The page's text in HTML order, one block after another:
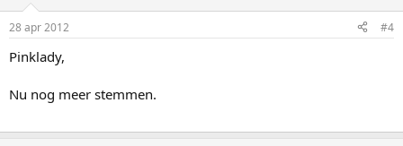
28 apr 2012 #4
Pinklady,
Nu nog meer stemmen.